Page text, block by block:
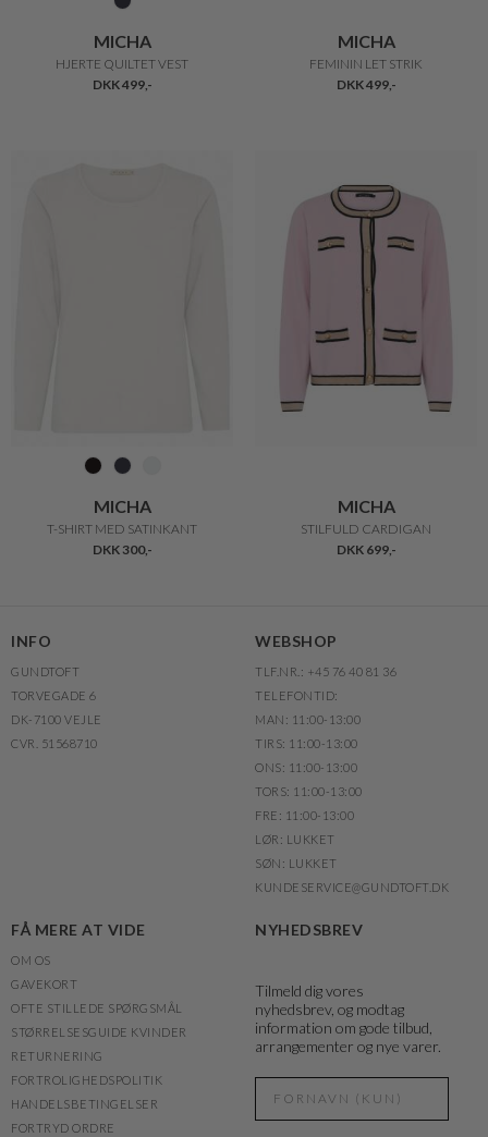
MICHA
HJERTE QUILTET VEST
DKK 499,-
MICHA
FEMININ LET STRIK
DKK 499,-
MICHA
T-SHIRT MED SATINKANT
DKK 300,-
MICHA
STILFULD CARDIGAN
DKK 699,-
INFO
GUNDTOFT
TORVEGADE 6
DK-7100 VEJLE
CVR. 51568710
WEBSHOP
TLF.NR.: +45 76 40 81 36
TELEFONTID:
MAN: 11:00-13:00
TIRS: 11:00-13:00
ONS: 11:00-13:00
TORS: 11:00-13:00
FRE: 11:00-13:00
LØR: LUKKET
SØN: LUKKET
KUNDESERVICE@GUNDTOFT.DK
FÅ MERE AT VIDE
OM OS
GAVEKORT
OFTE STILLEDE SPØRGSMÅL
STØRRELSESGUIDE KVINDER
RETURNERING
FORTROLIGHEDSPOLITIK
HANDELSBETINGELSER
FORTRYD ORDRE
NYHEDSBREV
Tilmeld dig vores
nyhedsbrev, og modtag
information om gode tilbud,
arrangementer og nye varer.